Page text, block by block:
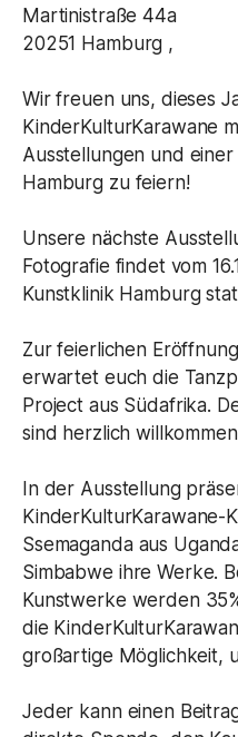
Martinistraße 44a
20251 Hamburg ,
Wir freuen uns, dieses
KinderKulturKarawane
Ausstellungen und
Hamburg zu feiern!
Unsere nächste
Fotografie findet vom
Kunstklinik Hamburg
Zur feierlichen
erwartet euch die
Project aus Südafrika.
sind herzlich
In der Ausstellung
KinderKulturKarawane-
Ssemaganda aus
Simbabwe ihre Werke.
Kunstwerke werden
die
großartige Möglichkeit,
Jeder kann einen